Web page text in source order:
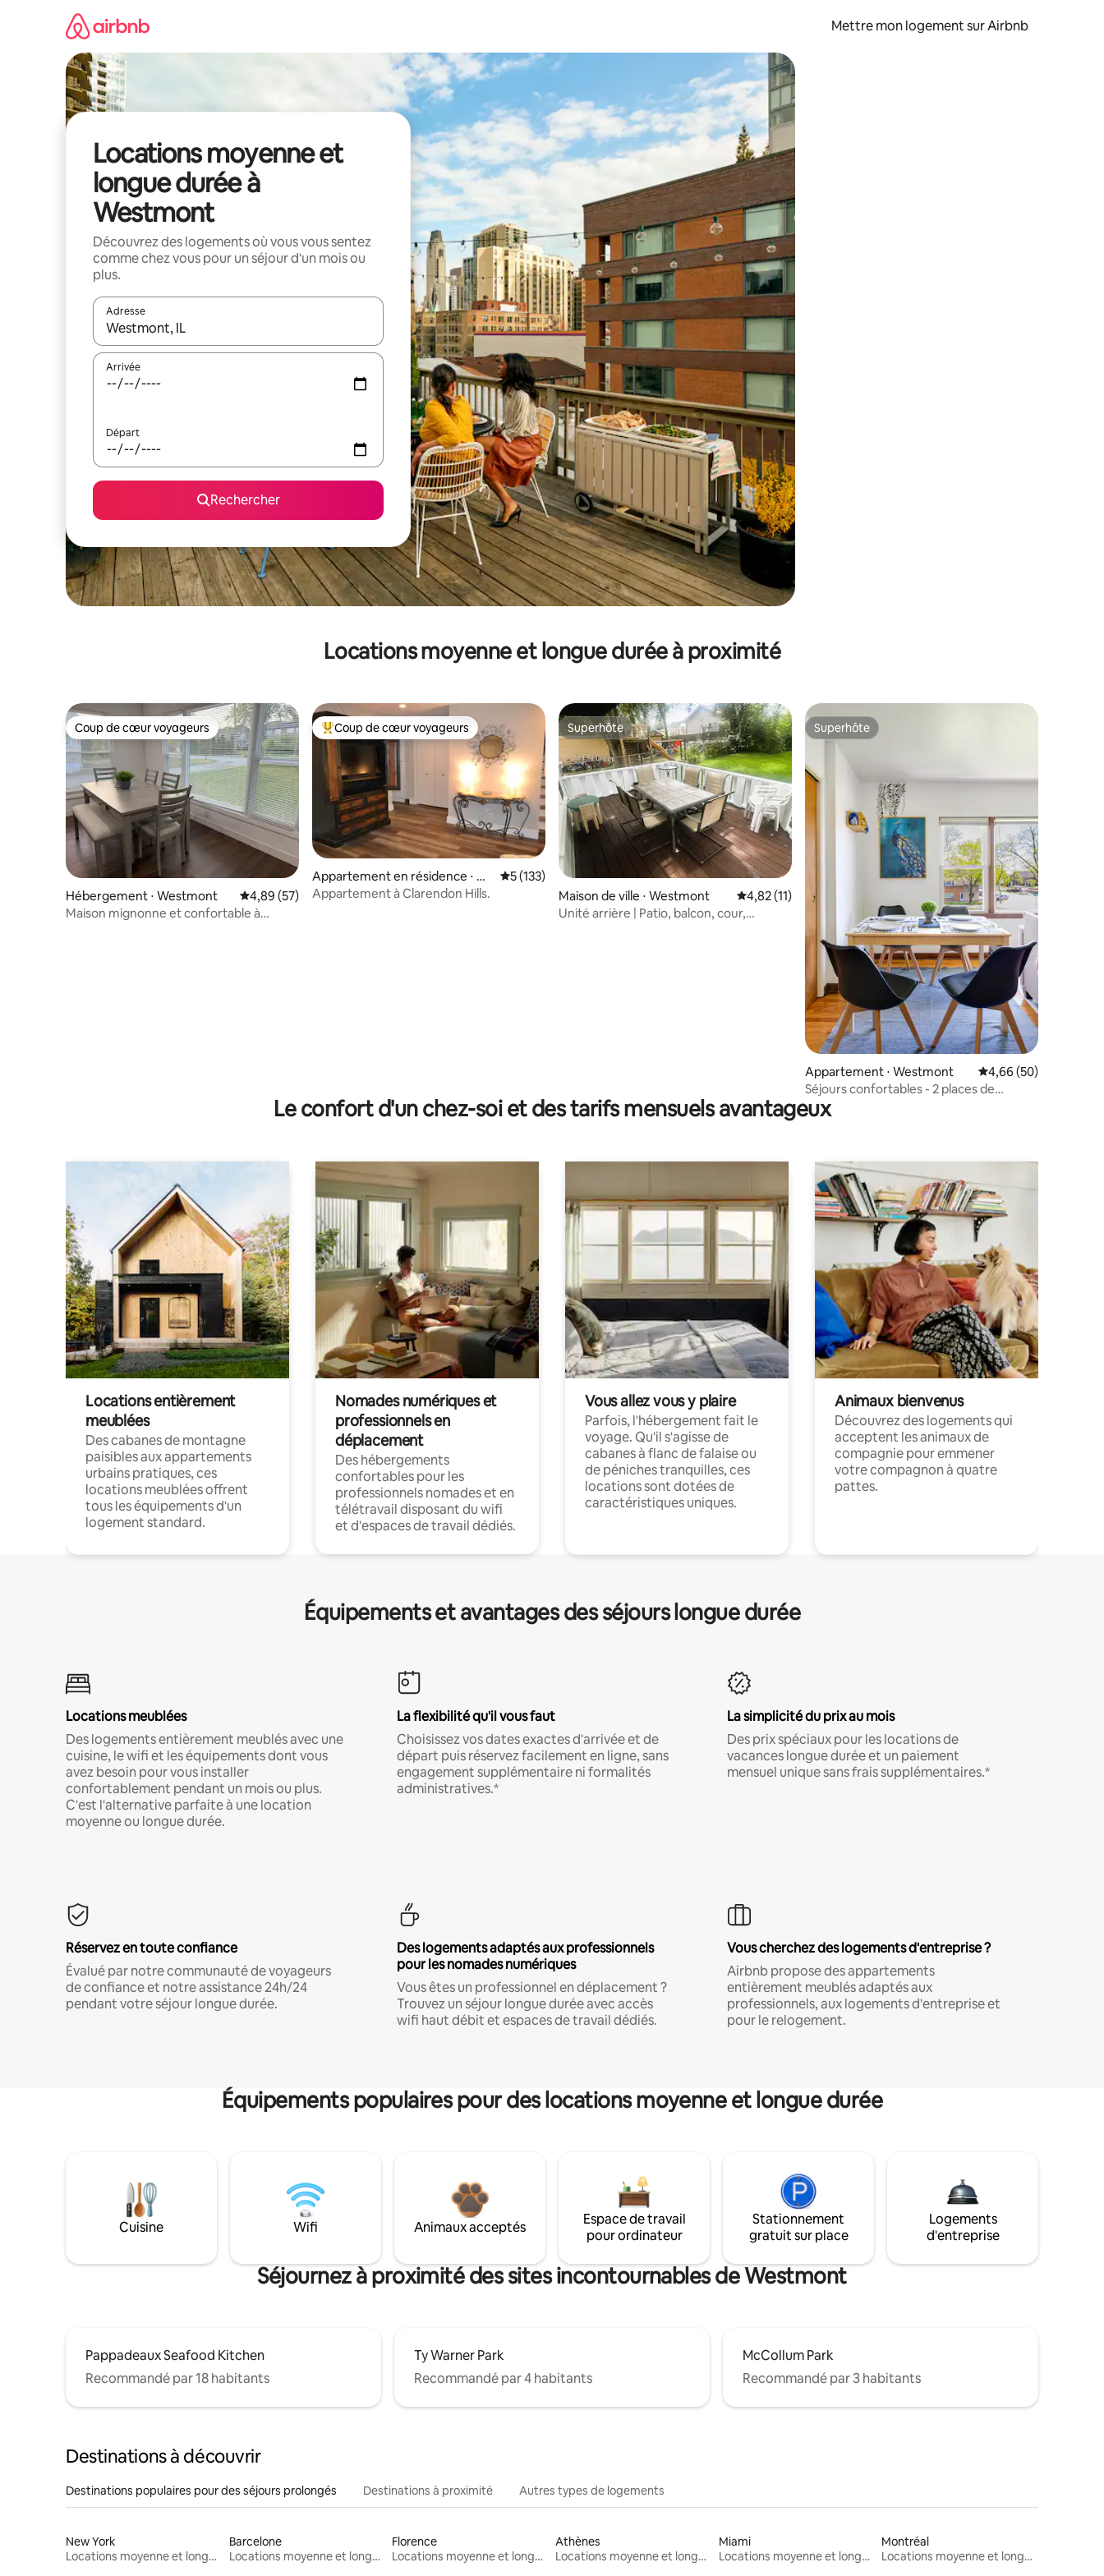
Mettre mon logement sur Airbnb
Locations moyenne et
longue durée à
Westmont
Découvrez des logements où vous vous sentez
comme chez vous pour un séjour d'un mois ou
plus.
Adresse
Lorsque les résultats s'affichent, utilisez les flèches vers le haut et vers le bas pour les parcourir ou en appuyant et en faisant glisser.
Arrivée
Départ
Rechercher
Locations moyenne et longue durée à proximité
Coup de cœur voyageurs
Coup de cœur voyageurs
Hébergement ⋅ Westmont Évaluation moyenne sur la base de 57 commentaires : 4,89 sur 5
4,89 (57)
Maison mignonne et confortable à
Coups de cœur voyageurs les plus appréciés
Coup de cœur voyageurs
Appartement en résidence ⋅ Cl
arendon Hills
Évaluation moyenne sur la base de 133 commentaires : 5 sur 5
5 (133)
Appartement à Clarendon Hills.
Superhôte
Superhôte
Maison de ville ⋅ Westmont Évaluation moyenne sur la base de 11 commentaires : 4,82 sur 5
4,82 (11)
Unité arrière | Patio, balcon, cour,
Superhôte
Superhôte
Appartement ⋅ Westmont Évaluation moyenne
4,66 (50)
Séjours confortables - 2 places de
stationnement, pour 4 personnes
Le confort d'un chez-soi et des tarifs mensuels avantageux
Locations entièrement
meublées
Des cabanes de montagne
paisibles aux appartements
urbains pratiques, ces
locations meublées offrent
tous les équipements d'un
logement standard.
Nomades numériques et
professionnels en
déplacement
Des hébergements
confortables pour les
professionnels nomades et en
télétravail disposant du wifi
et d'espaces de travail dédiés.
Vous allez vous y plaire
Parfois, l'hébergement fait le
voyage. Qu'il s'agisse de
cabanes à flanc de falaise ou
de péniches tranquilles, ces
locations sont dotées de
caractéristiques uniques.
Animaux bienvenus
Découvrez des logements qui
acceptent les animaux de
compagnie pour emmener
votre compagnon à quatre
pattes.
Équipements et avantages des séjours longue durée
Locations meublées
Des logements entièrement meublés avec une
cuisine, le wifi et les équipements dont vous
avez besoin pour vous installer
confortablement pendant un mois ou plus.
C'est l'alternative parfaite à une location
moyenne ou longue durée.
La flexibilité qu'il vous faut
Choisissez vos dates exactes d'arrivée et de
départ puis réservez facilement en ligne, sans
engagement supplémentaire ni formalités
administratives.*
La simplicité du prix au mois
Des prix spéciaux pour les locations de
vacances longue durée et un paiement
mensuel unique sans frais supplémentaires.*
Réservez en toute confiance
Évalué par notre communauté de voyageurs
de confiance et notre assistance 24h/24
pendant votre séjour longue durée.
Des logements adaptés aux professionnels
pour les nomades numériques
Vous êtes un professionnel en déplacement ?
Trouvez un séjour longue durée avec accès
wifi haut débit et espaces de travail dédiés.
Vous cherchez des logements d'entreprise ?
Airbnb propose des appartements
entièrement meublés adaptés aux
professionnels, aux logements d'entreprise et
pour le relogement.
Équipements populaires pour des locations moyenne et longue durée
Cuisine Wifi Animaux acceptés
Espace de travail
pour ordinateur
Stationnement
gratuit sur place
Logements
d'entreprise
Séjournez à proximité des sites incontournables de Westmont
Pappadeaux Seafood Kitchen
Recommandé par 18 habitants
Ty Warner Park
Recommandé par 4 habitants
McCollum Park
Recommandé par 3 habitants
Destinations à découvrir
Destinations populaires pour des séjours prolongés Destinations à proximité Autres types de logements
New York
Locations moyenne et longue durée
Barcelone
Locations moyenne et longue durée
Florence
Locations moyenne et longue durée
Athènes
Locations moyenne et longue durée
Miami
Locations moyenne et longue durée
Montréal
Locations moyenne et longue durée